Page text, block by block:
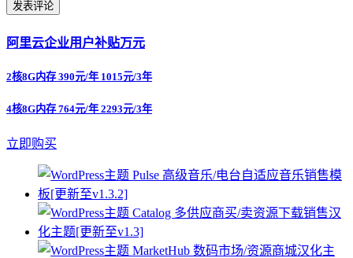
阿里云企业用户补贴万元
2核8G内存 390元/年 1015元/3年
4核8G内存 764元/年 2293元/3年
立即购买